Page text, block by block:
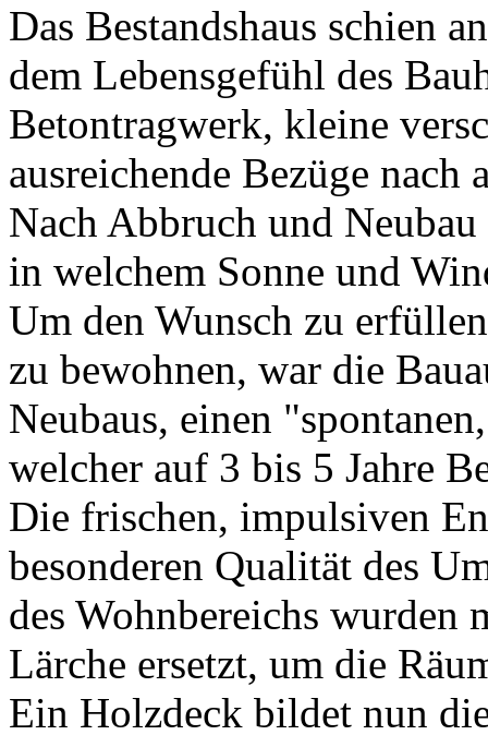
Das Bestandshaus schien
dem Lebensgefühl des
Betontragwerk, kleine
ausreichende Bezüge nach
Nach Abbruch und
in welchem Sonne und
Um den Wunsch zu
zu bewohnen, war die
Neubaus, einen
welcher auf 3 bis 5 Jahre
Die frischen, impulsiven
besonderen Qualität des
des Wohnbereichs wurden
Lärche ersetzt, um die
Ein Holzdeck bildet nun